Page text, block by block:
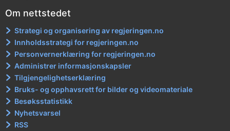
Om nettstedet
Strategi og organisering av regjeringen.no
Innholdsstrategi for regjeringen.no
Personvernerklæring for regjeringen.no
Administrer informasjonskapsler
Tilgjengelighetserklæring
Bruks- og opphavsrett for bilder og videomateriale
Besøksstatistikk
Nyhetsvarsel
RSS